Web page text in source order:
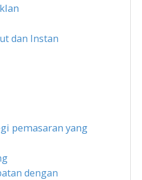
dan Instan
pemasaran yang
dengan